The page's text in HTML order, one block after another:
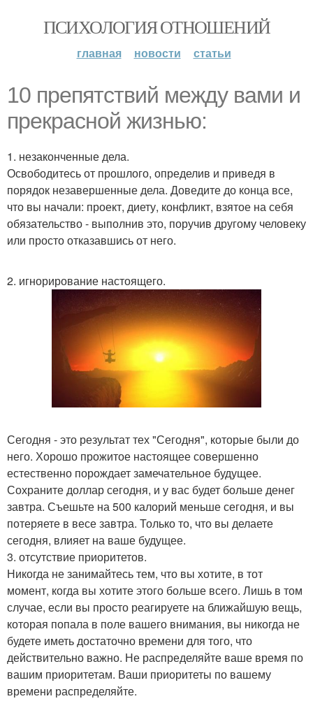
ПСИХОЛОГИЯ ОТНОШЕНИЙ
главная новости статьи
10 препятствий между вами и
прекрасной жизнью:
1. незаконченные дела.
Освободитесь от прошлого, определив и приведя в
порядок незавершенные дела. Доведите до конца все,
что вы начали: проект, диету, конфликт, взятое на себя
обязательство - выполнив это, поручив другому человеку
или просто отказавшись от него.
2. игнорирование настоящего.
Сегодня - это результат тех "Сегодня", которые были до
него. Хорошо прожитое настоящее совершенно
естественно порождает замечательное будущее.
Сохраните доллар сегодня, и у вас будет больше денег
завтра. Съешьте на 500 калорий меньше сегодня, и вы
потеряете в весе завтра. Только то, что вы делаете
сегодня, влияет на ваше будущее.
3. отсутствие приоритетов.
Никогда не занимайтесь тем, что вы хотите, в тот
момент, когда вы хотите этого больше всего. Лишь в том
случае, если вы просто реагируете на ближайшую вещь,
которая попала в поле вашего внимания, вы никогда не
будете иметь достаточно времени для того, что
действительно важно. Не распределяйте ваше время по
вашим приоритетам. Ваши приоритеты по вашему
времени распределяйте.